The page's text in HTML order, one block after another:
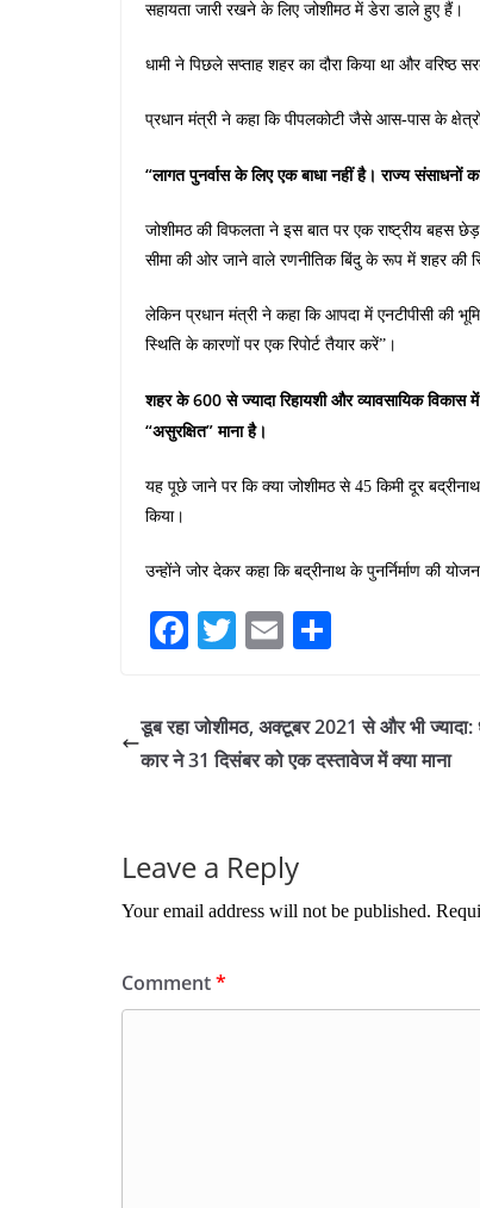
सहायता जारी रखने के लिए जोशीमठ में डेरा डाले हुए हैं।
धामी ने पिछले सप्ताह शहर का दौरा किया था और वरिष्ठ
प्रधान मंत्री ने कहा कि पीपलकोटी जैसे आस-पास के
“लागत पुनर्वास के लिए एक बाधा नहीं है। राज्य
जोशीमठ की विफलता ने इस बात पर एक राष्ट्रीय बहस
सीमा की ओर जाने वाले रणनीतिक बिंदु के रूप में शहर की
लेकिन प्रधान मंत्री ने कहा कि आपदा में एनटीपीसी की
स्थिति के कारणों पर एक रिपोर्ट तैयार करें”।
शहर के 600 से ज्यादा रिहायशी और व्यावसायिक विकास
“असुरक्षित” माना है।
यह पूछे जाने पर कि क्या जोशीमठ से 45 किमी दूर
किया।
उन्होंने जोर देकर कहा कि बद्रीनाथ के पुनर्निर्माण की
Fa
bo
ok
T
r
E
डूब रहा जोशीमठ, अक्टूबर 2021 से और भी ज्यादा:
कार ने 31 दिसंबर को एक दस्तावेज में क्या माना
Leave a Reply
Your email address will not be published.
Comment*